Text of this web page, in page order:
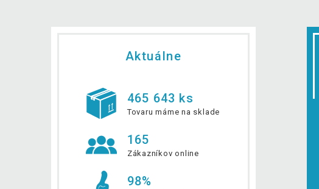
Aktuálne
465 643 ks
Tovaru máme na sklade
165
Zákazníkov online
98%